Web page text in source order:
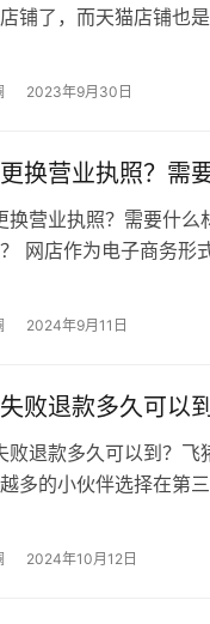
内容， 请发送邮件至
铺了，而天猫店铺也
2023年9月30日
换营业执照？需
换营业执照？需要什
网店作为电子商务形
2024年9月11日
败退款多久可以
败退款多久可以到？
多的小伙伴选择在第
2024年10月12日